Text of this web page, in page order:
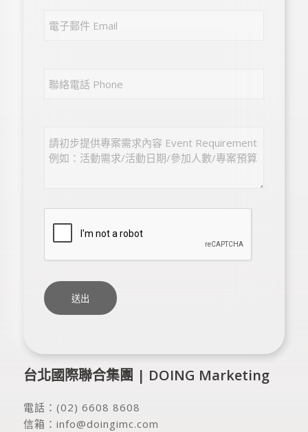
台北國際聯合集團 | DOING Marketing
電話： (02) 6608 8608
信箱： info@doingimc.com